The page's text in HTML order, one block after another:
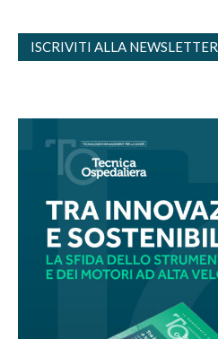
ISCRIVITI ALLA NEWSLETTER